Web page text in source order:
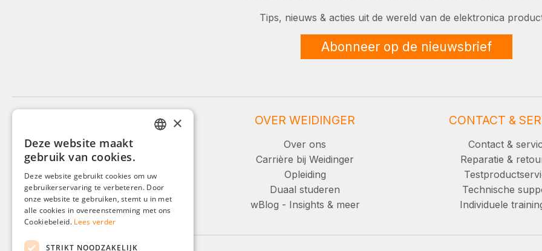
Tips, nieuws & acties uit de wereld van de elektronica
Abonneer op de nieuwsbrief
Service en advies:
+49 (0)8142 / 4289 - 300
Ma-Vr, 08:00 - 16:00
Of via ons contactformulier.
OVER WEIDINGER
Over ons
Carrière bij Weidinger
Opleiding
Duaal studeren
wBlog - Insights & meer
CONTACT &
Contact &
Reparatie &
Technische
Individuele
FRENCH
ITALIAN
×
Deze website maakt
gebruik van cookies.
Deze website gebruikt cookies om uw
gebruikerservaring te verbeteren. Door
onze website te gebruiken, stemt u in met
alle cookies in overeenstemming met ons
Cookiebeleid. Lees verder
STRIKT NOODZAKELIJK